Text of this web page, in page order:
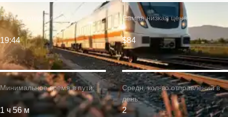
Минимальное время в пути:
1 ч 56 м
Первое отправление:
19:44
Самая низкая цена:
$84
Средн. кол-во отправлений в
день:
2